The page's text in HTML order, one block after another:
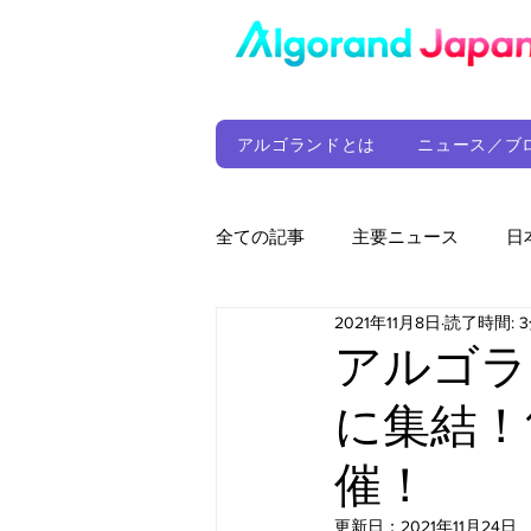
アルゴランドとは ニュース／ブ
全ての記事 主要ニュース 日
ウォレット 定期レポート
アルゴランド財団
サプライチェーン ゲーム
アルゴ
に集結
催！
2021年11月8日 読了時間:
更新日： 2021年11月24日